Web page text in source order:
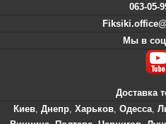
063-05-
Мы в
Доставка
Киев, Днепр, Харьков, Одесса,